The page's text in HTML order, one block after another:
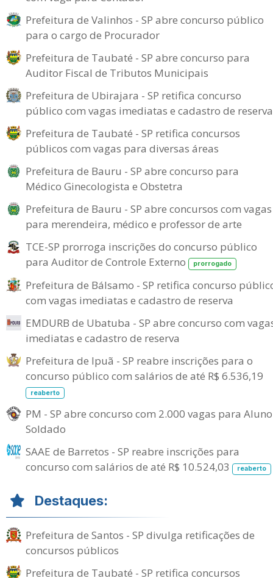
Prefeitura de Valinhos - SP abre concurso público
para o cargo de Procurador
Prefeitura de Taubaté - SP abre concurso para
Auditor Fiscal de Tributos Municipais
Prefeitura de Ubirajara - SP retifica concurso
público com vagas imediatas e cadastro de reserva
Prefeitura de Taubaté - SP retifica concursos
públicos com vagas para diversas áreas
Prefeitura de Bauru - SP abre concurso para
Médico Ginecologista e Obstetra
Prefeitura de Bauru - SP abre concursos com vagas
para merendeira, médico e professor de arte
TCE-SP prorroga inscrições do concurso público
para Auditor de Controle Externo
prorrogado
Prefeitura de Bálsamo - SP retifica concurso
com vagas imediatas e cadastro de reserva
EMDURB de Ubatuba - SP abre concurso com
imediatas e cadastro de reserva
Prefeitura de Ipuã - SP reabre inscrições para o
concurso público com salários de até R$ 6.536,19
reaberto
PM - SP abre concurso com 2.000 vagas para
Soldado
SAAE de Barretos - SP reabre inscrições para
concurso com salários de até R$ 10.524,03
reaberto
Destaques:
Prefeitura de Santos - SP divulga retificações de
concursos públicos
Prefeitura de Taubaté - SP retifica concursos